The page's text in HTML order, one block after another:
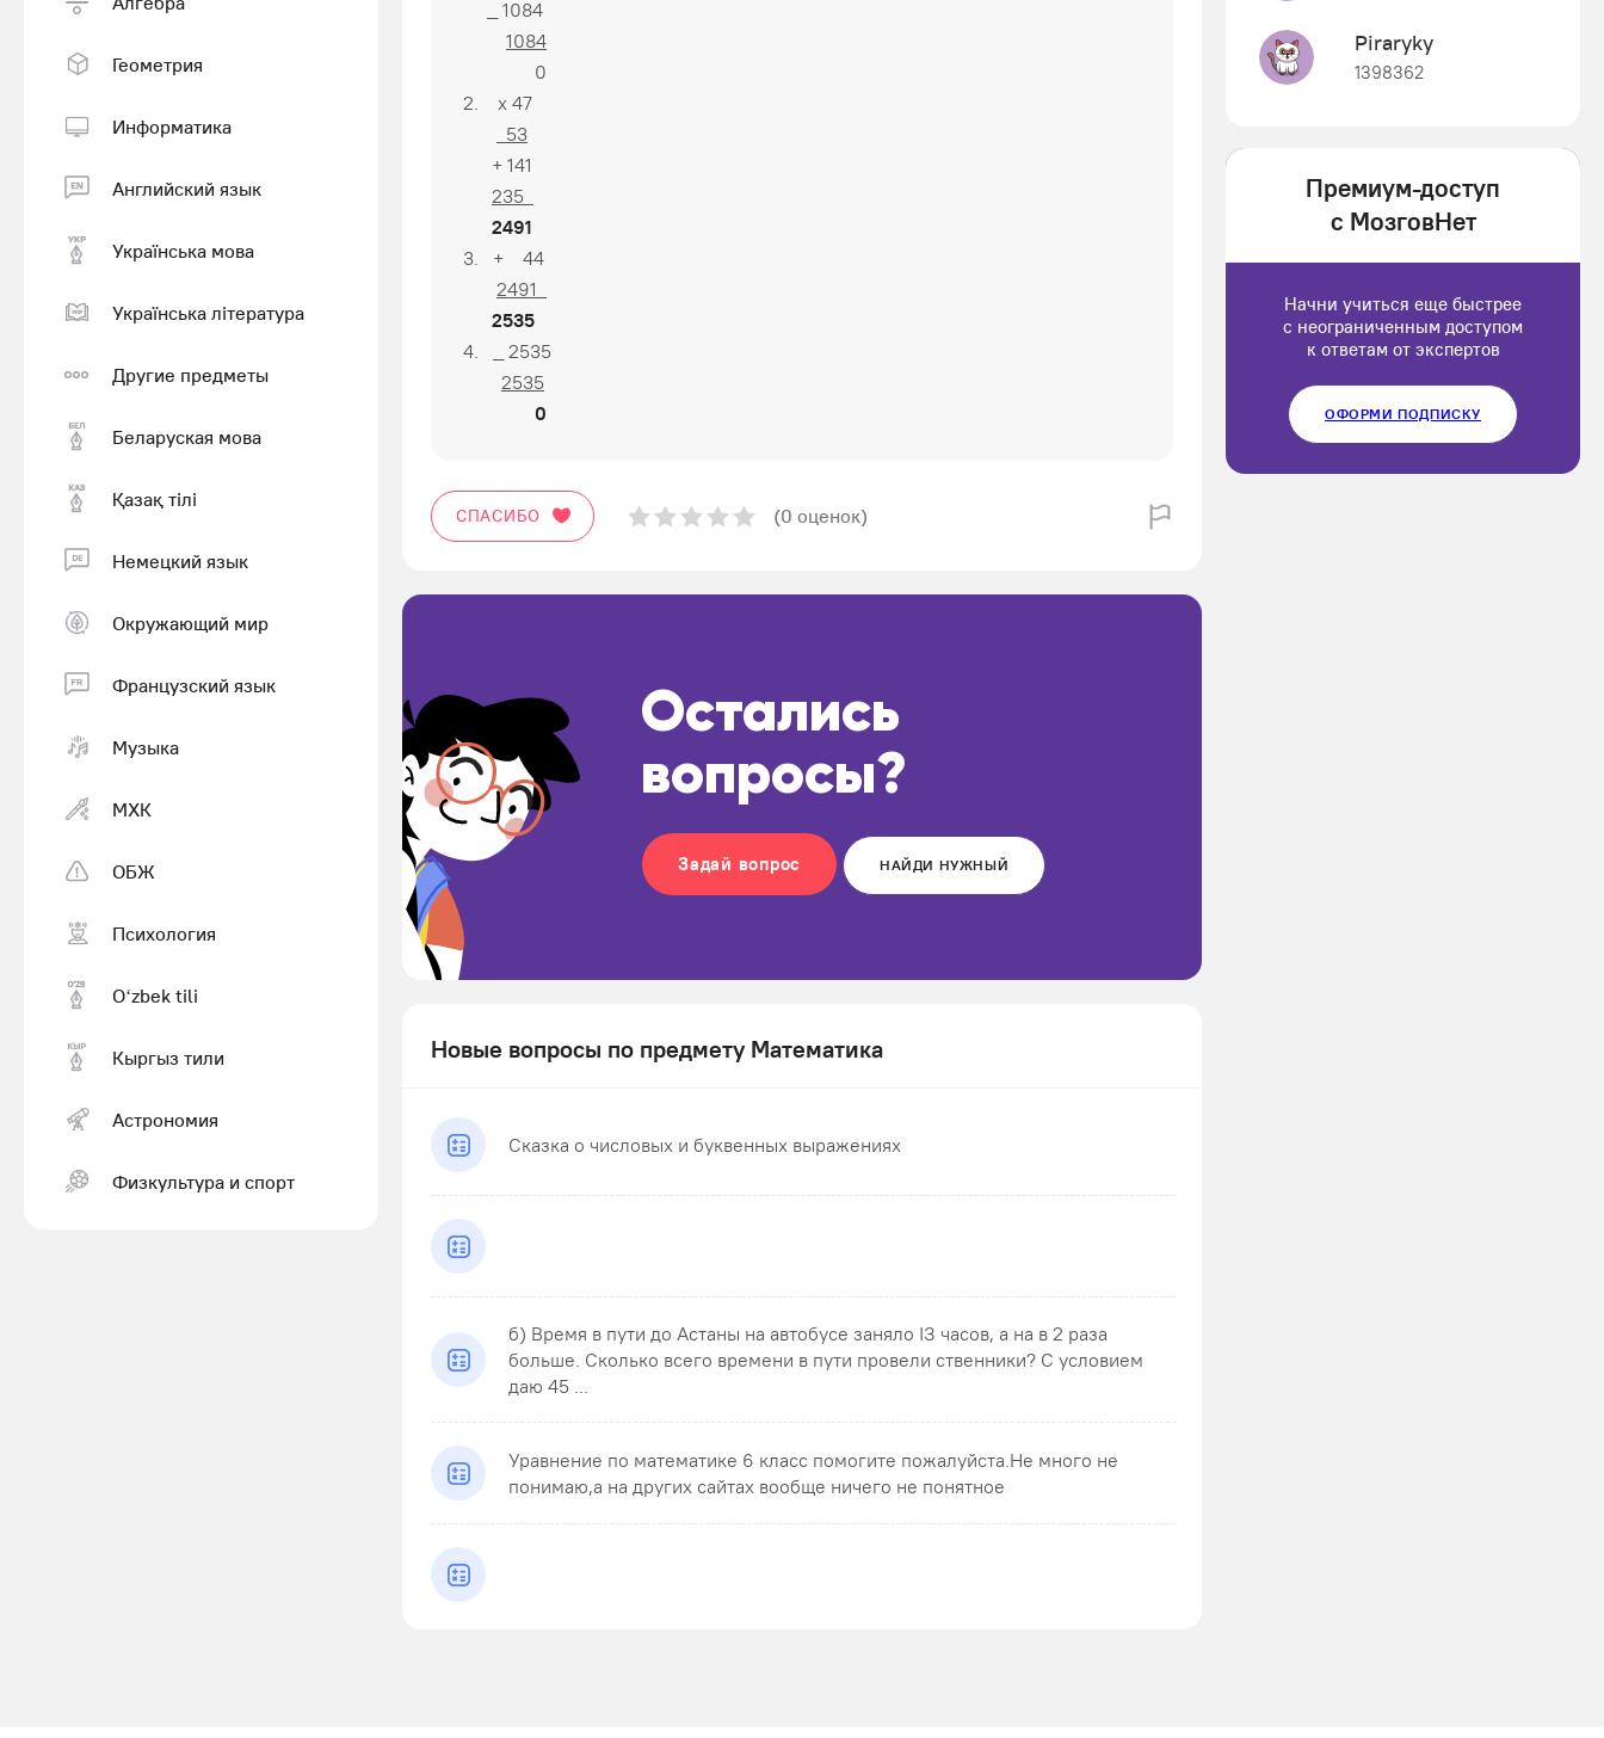
Геометрия
Информатика
Английский язык
Українська мова
Українська література
Другие предметы
Беларуская мова
Қазақ тiлi
Немецкий язык
Окружающий мир
Французский язык
Музыка
МХК
ОБЖ
Психология
Оʻzbek tili
Кыргыз тили
Астрономия
Физкультура и спорт
_ 1084
1084
0
2. х 47
53
+ 141
235
2491
3. + 44
2491
2535
4. _ 2535
2535
0
СПАСИБО (0 оценок)
Остались
вопросы?
Задай вопрос НАЙДИ НУЖНЫЙ
Новые вопросы по предмету Математика
Сказка о числовых и буквенных выражениях
б) Время в пути до Астаны на автобусе заняло ІЗ часов, а на в 2 раза
больше. Сколько всего времени в пути провели ственники? С условием
даю 45 ...
Уравнение по математике 6 класс помогите пожалуйста.Не много не
понимаю,а на других сайтах вообще ничего не понятное
Piraryky
1398362
Luluput
Премиум-доступ
с МозговНет
Начни учиться еще быстрее
с неограниченным доступом
к ответам от экспертов
ОФОРМИ ПОДПИСКУ